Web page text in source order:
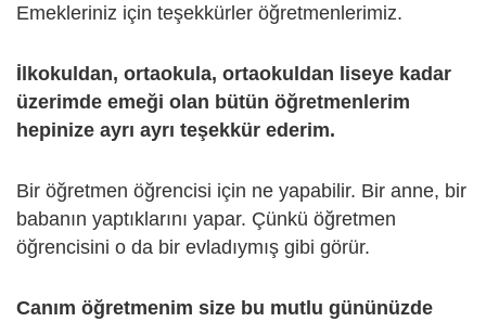
Emekleriniz için teşekkürler öğretmenlerimiz.
İlkokuldan, ortaokula, ortaokuldan liseye kadar
üzerimde emeği olan bütün öğretmenlerim
hepinize ayrı ayrı teşekkür ederim.
Bir öğretmen öğrencisi için ne yapabilir. Bir anne, bir
babanın yaptıklarını yapar. Çünkü öğretmen
öğrencisini o da bir evladıymış gibi görür.
Canım öğretmenim size bu mutlu gününüzde